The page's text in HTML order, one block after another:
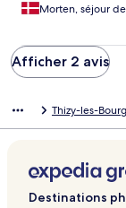
de smukke
vi nogensinde
anbefalinger og
for en
Morten, séjour
Afficher 2 avis
Thizy-les-
Destinations